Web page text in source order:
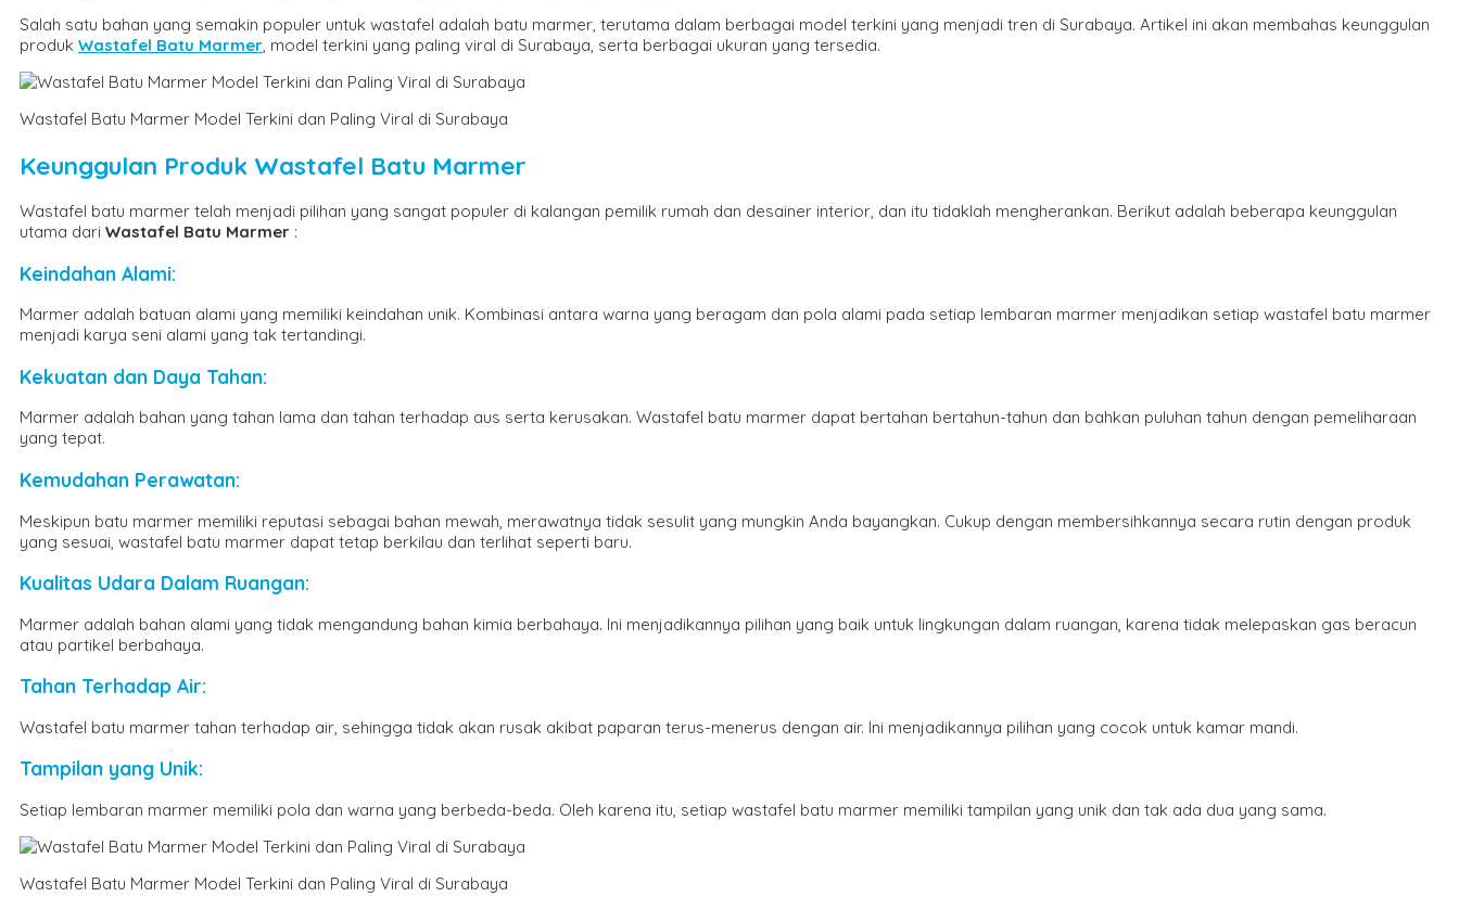
Salah satu bahan yang semakin populer untuk wastafel adalah batu marmer, terutama dalam berbagai model terkini yang menjadi tren di Surabaya. Artikel ini akan membahas keunggulan
produk Wastafel Batu Marmer, model terkini yang paling viral di Surabaya, serta berbagai ukuran yang tersedia.
Wastafel Batu Marmer Model Terkini dan Paling Viral di Surabaya
Keunggulan Produk Wastafel Batu Marmer
Wastafel batu marmer telah menjadi pilihan yang sangat populer di kalangan pemilik rumah dan desainer interior, dan itu tidaklah mengherankan. Berikut adalah beberapa keunggulan
utama dari Wastafel Batu Marmer :
Keindahan Alami:
Marmer adalah batuan alami yang memiliki keindahan unik. Kombinasi antara warna yang beragam dan pola alami pada setiap lembaran marmer menjadikan setiap wastafel batu marmer
menjadi karya seni alami yang tak tertandingi.
Kekuatan dan Daya Tahan:
Marmer adalah bahan yang tahan lama dan tahan terhadap aus serta kerusakan. Wastafel batu marmer dapat bertahan bertahun-tahun dan bahkan puluhan tahun dengan pemeliharaan
yang tepat.
Kemudahan Perawatan:
Meskipun batu marmer memiliki reputasi sebagai bahan mewah, merawatnya tidak sesulit yang mungkin Anda bayangkan. Cukup dengan membersihkannya secara rutin dengan produk
yang sesuai, wastafel batu marmer dapat tetap berkilau dan terlihat seperti baru.
Kualitas Udara Dalam Ruangan:
Marmer adalah bahan alami yang tidak mengandung bahan kimia berbahaya. Ini menjadikannya pilihan yang baik untuk lingkungan dalam ruangan, karena tidak melepaskan gas beracun
atau partikel berbahaya.
Tahan Terhadap Air:
Wastafel batu marmer tahan terhadap air, sehingga tidak akan rusak akibat paparan terus-menerus dengan air. Ini menjadikannya pilihan yang cocok untuk kamar mandi.
Tampilan yang Unik:
Setiap lembaran marmer memiliki pola dan warna yang berbeda-beda. Oleh karena itu, setiap wastafel batu marmer memiliki tampilan yang unik dan tak ada dua yang sama.
Wastafel Batu Marmer Model Terkini dan Paling Viral di Surabaya